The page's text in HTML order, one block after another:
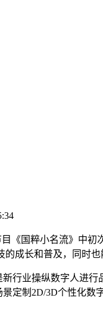
国粹小名流》中初
成长和普及，同时
业操纵数字人进行
定制2D/3D个性化